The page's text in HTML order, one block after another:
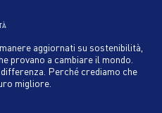
aggiornati su sostenibilità,
provano a cambiare il mondo.
Perché crediamo che
migliore.